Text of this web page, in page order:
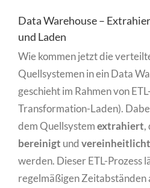
Data Warehouse –
und Laden
Wie kommen jetzt die
Quellsystemen in ein Data
geschieht im Rahmen von
Transformation-Laden).
dem Quellsystemextrahiert,
bereinigt undvereinheitlicht
werden. Dieser ETL-Prozess
regelmäßigen Zeitabständen